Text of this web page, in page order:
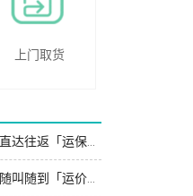
上门取货
金门县到大连物流专线_直达往返「运保时效」
金门县到鞍山物流专线_随叫随到「运价行情」